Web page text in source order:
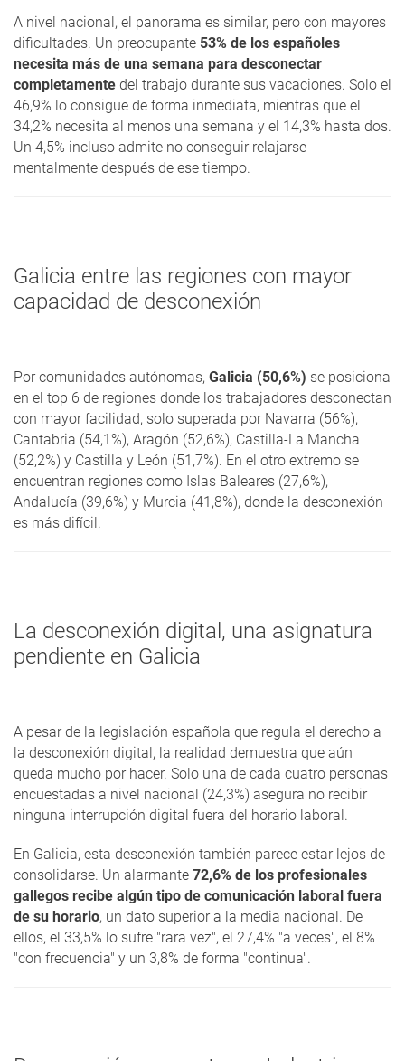
A nivel nacional, el panorama es similar, pero con mayores
dificultades. Un preocupante 53% de los españoles
necesita más de una semana para desconectar
completamente del trabajo durante sus vacaciones. Solo el
46,9% lo consigue de forma inmediata, mientras que el
34,2% necesita al menos una semana y el 14,3% hasta dos.
Un 4,5% incluso admite no conseguir relajarse
mentalmente después de ese tiempo.
Galicia entre las regiones con mayor
capacidad de desconexión
Por comunidades autónomas, Galicia (50,6%) se posiciona
en el top 6 de regiones donde los trabajadores desconectan
con mayor facilidad, solo superada por Navarra (56%),
Cantabria (54,1%), Aragón (52,6%), Castilla-La Mancha
(52,2%) y Castilla y León (51,7%). En el otro extremo se
encuentran regiones como Islas Baleares (27,6%),
Andalucía (39,6%) y Murcia (41,8%), donde la desconexión
es más difícil.
La desconexión digital, una asignatura
pendiente en Galicia
A pesar de la legislación española que regula el derecho a
la desconexión digital, la realidad demuestra que aún
queda mucho por hacer. Solo una de cada cuatro personas
encuestadas a nivel nacional (24,3%) asegura no recibir
ninguna interrupción digital fuera del horario laboral.
En Galicia, esta desconexión también parece estar lejos de
consolidarse. Un alarmante 72,6% de los profesionales
gallegos recibe algún tipo de comunicación laboral fuera
de su horario, un dato superior a la media nacional. De
ellos, el 33,5% lo sufre "rara vez", el 27,4% "a veces", el 8%
"con frecuencia" y un 3,8% de forma "continua".